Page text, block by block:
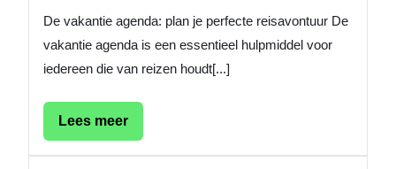
De vakantie agenda: plan je perfecte reisavontuur De
vakantie agenda is een essentieel hulpmiddel voor
iedereen die van reizen houdt[...]
Lees meerLees
meer